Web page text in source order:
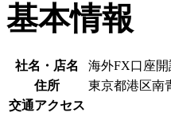
基本情報
社名・店名
海外FX口座
住所
東京都港区南
交通アクセス